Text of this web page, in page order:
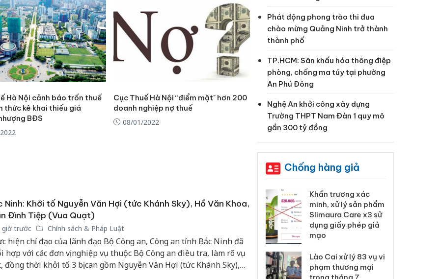
Hà Nội cảnh báo trốn thuế
thức kê khai thiếu giá
BĐS
Cục Thuế Hà Nội “điểm mặt" hơn 200
doanh nghiệp nợ thuế
08/01/2022
Ninh: Khởi tố Nguyễn Văn Hợi (tức Khánh Sky), Hồ Văn Khoa,
Đình Tiệp (Vua Quạt)
giờ trước Chính sách & Pháp Luật
hiện chỉ đạo của lãnh đạo Bộ Công an, Công an tỉnh Bắc Ninh đã
hợp với các đơn vị nghiệp vụ thuộc Bộ Công an điều tra, làm rõ vụ
đồng thời khởi tố 3 bị can gồm Nguyễn Văn Hợi (tức Khánh Sky),
Phát động phong trào thi đua
chào mừng Quảng Ninh trở thành
thành phố
TP.HCM: Sân khấu hóa thông điệp
phòng, chống ma túy tại phường
An Phú Đông
Nghệ An khởi công xây dựng
Trường THPT Nam Đàn 1 quy mô
gần 300 tỷ đồng
Chống hàng giả
công khai hàng ngàn
kinh doanh
Công an Thanh Hóa
tìm bị hại trong vụ
Khẩn trương xác
minh, xử lý sản phẩm
Slimaura Care x3 sử
dụng giấy phép giả
mạo
Lào Cai xử lý 83 vụ vi
phạm thương mại